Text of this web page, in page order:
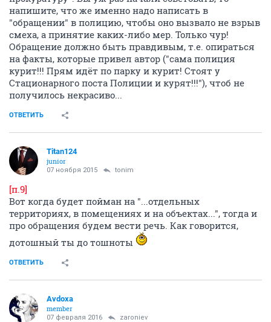
напишите, что же именно надо написать в
"обращении" в полицию, чтобы оно вызвало не взрыв
смеха, а принятие каких-либо мер. Только чур!
Обращение должно быть правдивым, т.е. опираться
на факты, которые привел автор ("сама полиция
курит!!! Прям идёт по парку и курит! Стоят у
Стационарного поста Полиции и курят!!!"), чтоб не
получилось некрасиво...
ОТВЕТИТЬ
Titan124
junior
07 ноября 2015 tonim
[п.9]
Вот когда будет пойман на "...отдельных
территориях, в помещениях и на объектах...", тогда и
про обращения будем вести речь. Как говорится,
дотошный ты до тошноты
ОТВЕТИТЬ
Avdoxa
member
07 февраля 2016 zaroniev